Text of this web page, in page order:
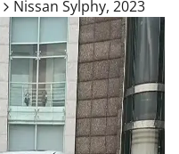
Nissan Sylphy, 2023